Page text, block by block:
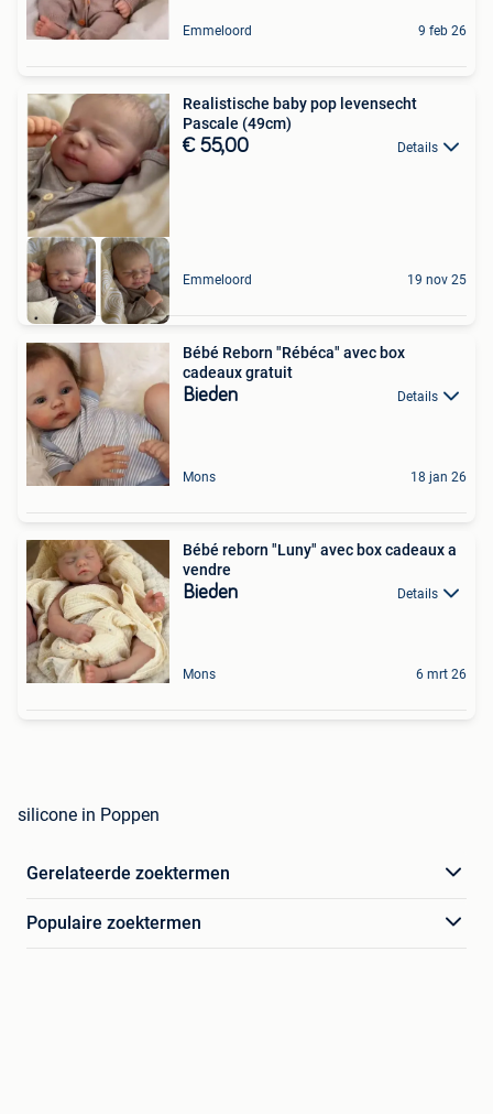
Emmeloord 9 feb 26
Realistische baby pop levensecht
Pascale (49cm)
€ 55,00 Details
Emmeloord 19 nov 25
Bébé Reborn "Rébéca" avec box
cadeaux gratuit
Bieden Details
Mons 18 jan 26
Bébé reborn "Luny" avec box cadeaux a
vendre
Bieden Details
Mons 6 mrt 26
silicone in Poppen
Gerelateerde zoektermen
Populaire zoektermen